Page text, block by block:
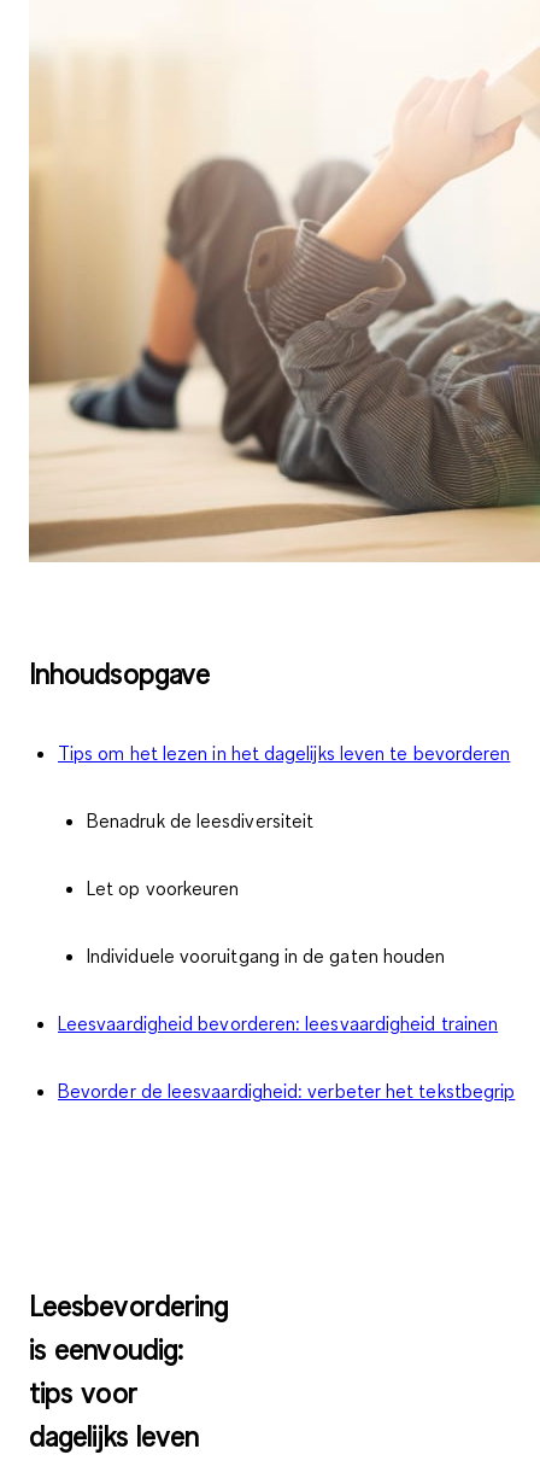
Inhoudsopgave
Tips om het lezen in het dagelijks leven te bevorderen
Benadruk de leesdiversiteit
Let op voorkeuren
Individuele vooruitgang in de gaten houden
Leesvaardigheid bevorderen: leesvaardigheid trainen
Bevorder de leesvaardigheid: verbeter het tekstbegrip
Leesbevordering
is eenvoudig:
tips voor
dagelijks leven